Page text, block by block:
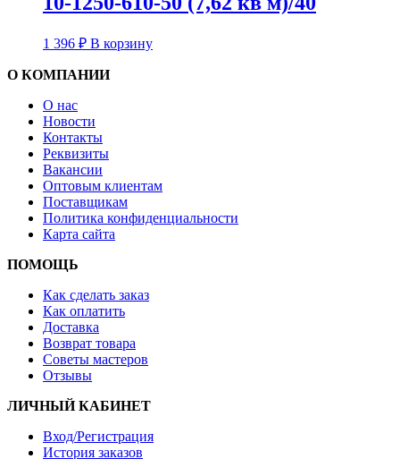
1 396 ₽ В корзину
О КОМПАНИИ
О нас
Новости
Контакты
Реквизиты
Вакансии
Оптовым клиентам
Поставщикам
Политика конфиденциальности
Карта сайта
ПОМОЩЬ
Как сделать заказ
Как оплатить
Доставка
Возврат товара
Советы мастеров
Отзывы
ЛИЧНЫЙ КАБИНЕТ
Вход/Регистрация
История заказов